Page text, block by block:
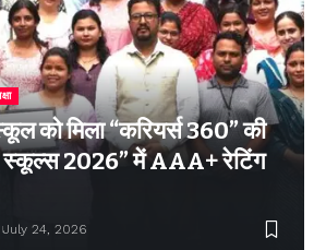
को मिला “करियर्स 360” की
स्कूल्स 2026” में AAA+ रेटिंग
July 24, 2026